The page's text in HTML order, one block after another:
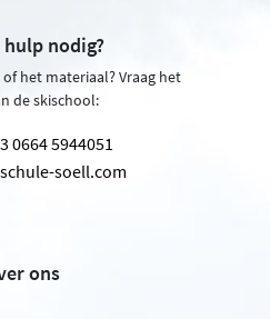
hulp nodig?
het materiaal? Vraag het
de skischool:
0664 5944051
soell.com
ons